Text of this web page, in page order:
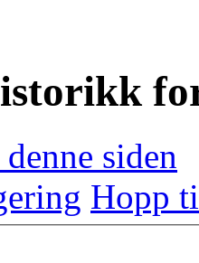
siden
Hopp